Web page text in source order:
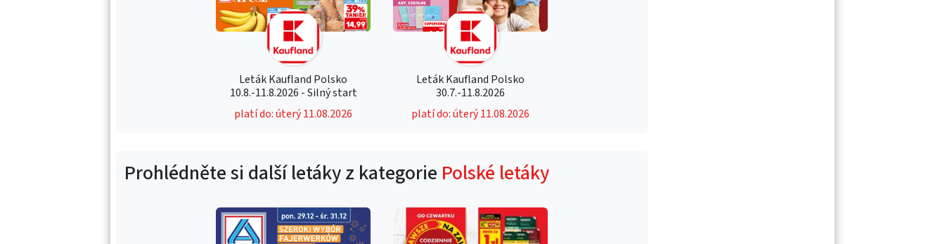
Leták Kaufland Polsko
10.8.-11.8.2026 - Silný start
platí do: úterý 11.08.2026
Leták Kaufland Polsko
30.7.-11.8.2026
platí do: úterý 11.08.2026
Prohlédněte si další letáky z kategorie Polské letáky